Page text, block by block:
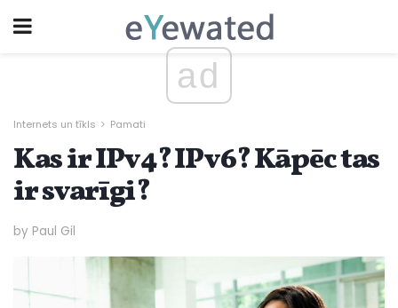
ad
Internets un tīkls Pamati
Kas ir IPv4? IPv6? Kāpēc tas
ir svarīgi?
by Paul Gil